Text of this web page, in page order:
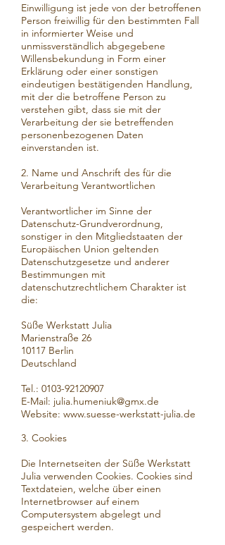
Einwilligung ist jede von der betroffenen
Person freiwillig für den bestimmten Fall
in informierter Weise und
unmissverständlich abgegebene
Willensbekundung in Form einer
Erklärung oder einer sonstigen
eindeutigen bestätigenden Handlung,
mit der die betroffene Person zu
verstehen gibt, dass sie mit der
Verarbeitung der sie betreffenden
personenbezogenen Daten
einverstanden ist.
2. Name und Anschrift des für die
Verarbeitung Verantwortlichen
Verantwortlicher im Sinne der
Datenschutz-Grundverordnung,
sonstiger in den Mitgliedstaaten der
Europäischen Union geltenden
Datenschutzgesetze und anderer
Bestimmungen mit
datenschutzrechtlichem Charakter ist
die:
Süße Werkstatt Julia
Marienstraße 26
10117 Berlin
Deutschland
Tel.: 0103-92120907
E-Mail: julia.humeniuk@gmx.de
Website: www.suesse-werkstatt-julia.de
3. Cookies
Die Internetseiten der Süße Werkstatt
Julia verwenden Cookies. Cookies sind
Textdateien, welche über einen
Internetbrowser auf einem
Computersystem abgelegt und
gespeichert werden.